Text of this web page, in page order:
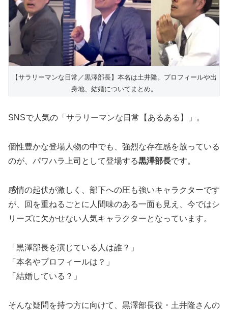
【サラリーマンな日常／黒澤部長】本名は土井隆。プロフィールや出
身地、結婚についてまとめ。
SNSで人気の「サラリーマンな日常【あるある】」。
個性豊かな登場人物の中でも、強烈な存在感を放っている
のが、パワハラ上司として登場する黒澤部長です。
感情の起伏が激しく、部下への圧も強いキャラクターです
が、回を重ねるごとに人間味のある一面も見え、今ではシ
リーズに欠かせない人気キャラクターとなっています。
「黒澤部長を演じている人は誰？」
「本名やプロフィールは？」
「結婚している？」
そんな疑問を持つ方に向けて、黒澤部長役・土井隆さんの